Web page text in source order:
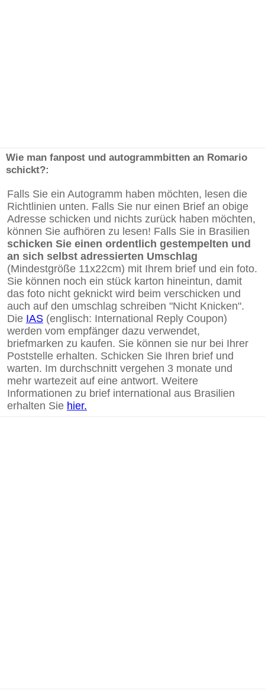
Wie man fanpost und autogrammbitten an Romario
schickt?:
Falls Sie ein Autogramm haben möchten, lesen die
Richtlinien unten. Falls Sie nur einen Brief an obige
Adresse schicken und nichts zurück haben möchten,
können Sie aufhören zu lesen! Falls Sie in Brasilien
schicken Sie einen ordentlich gestempelten und
an sich selbst adressierten Umschlag
(Mindestgröße 11x22cm) mit Ihrem brief und ein foto.
Sie können noch ein stück karton hineintun, damit
das foto nicht geknickt wird beim verschicken und
auch auf den umschlag schreiben "Nicht Knicken".
Die IAS (englisch: International Reply Coupon)
werden vom empfänger dazu verwendet,
briefmarken zu kaufen. Sie können sie nur bei Ihrer
Poststelle erhalten. Schicken Sie Ihren brief und
warten. Im durchschnitt vergehen 3 monate und
mehr wartezeit auf eine antwort. Weitere
Informationen zu brief international aus Brasilien
erhalten Sie hier.